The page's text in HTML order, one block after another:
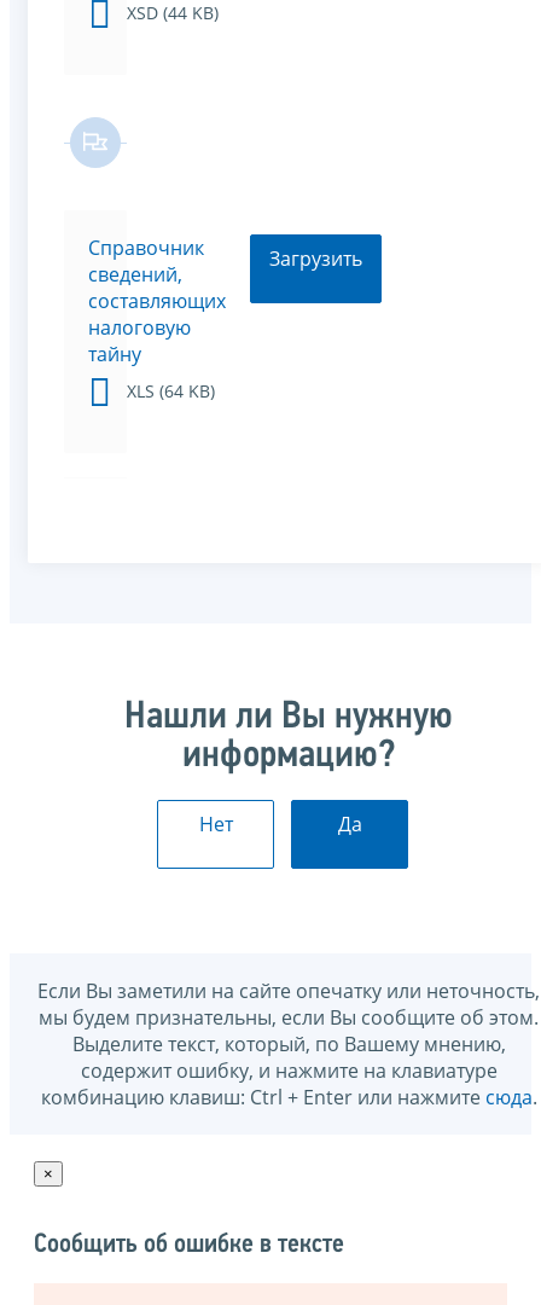
XSD (44 KB)
Справочник
сведений,
составляющих
налоговую
тайну
XLS (64 KB)
Загрузить
Нашли ли Вы нужную
информацию?
Нет Да
Если Вы заметили на сайте опечатку или неточность,
мы будем признательны, если Вы сообщите об этом.
Выделите текст, который, по Вашему мнению,
содержит ошибку, и нажмите на клавиатуре
комбинацию клавиш: Ctrl + Enter или нажмите сюда.
×
Сообщить об ошибке в тексте